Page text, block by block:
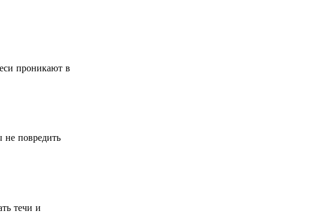
проникают в
не повредить
течи и